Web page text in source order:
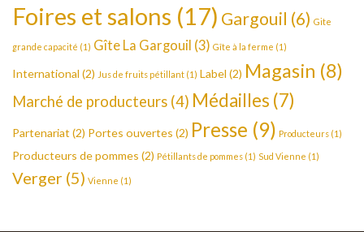
Foires et salons (17) Gargouil (6) Gite
grande capacité (1) Gîte La Gargouil (3) Gîte à la ferme (1)
International (2) Jus de fruits pétillant (1) Label (2) Magasin (8)
Marché de producteurs (4) Médailles (7)
Partenariat(2) Portes ouvertes (2) Presse (9) Producteurs (1)
Producteurs de pommes (2) Pétillants de pommes (1) Sud Vienne (1)
Verger (5) Vienne (1)